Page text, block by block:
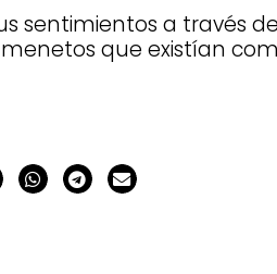
sentimientos a través
que existían